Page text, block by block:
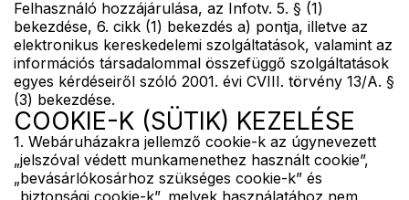
Felhasználó hozzájárulása, az Infotv. 5. § (1)
bekezdése, 6. cikk (1) bekezdés a) pontja, illetve az
elektronikus kereskedelemi szolgáltatások, valamint az
információs társadalommal összefüggő szolgáltatások
egyes kérdéseiről szóló 2001. évi CVIII. törvény 13/A. §
(3) bekezdése.
COOKIE-K (SÜTIK) KEZELÉSE
1. Webáruházakra jellemző cookie-k az úgynevezett
„jelszóval védett munkamenethez használt cookie”,
„bevásárlókosárhoz szükséges cookie-k” és
„biztonsági cookie-k”, melyek használatához nem